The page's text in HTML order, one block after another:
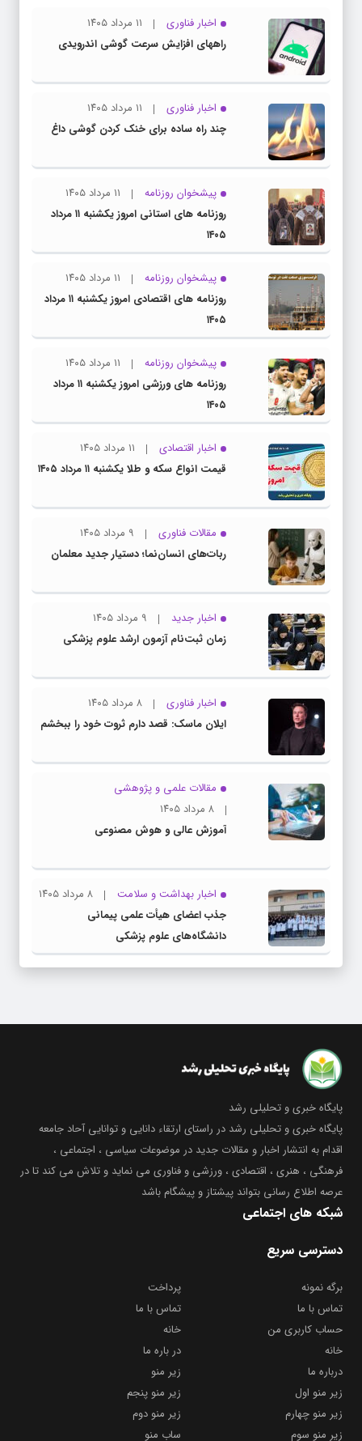
اخبار فناوری
۱۱ مرداد ۱۴۰۵
راههای افزایش سرعت گوشی اندرویدی
اخبار فناوری
۱۱ مرداد ۱۴۰۵
چند راه‌ ساده برای خنک کردن گوشی داغ
پیشخوان روزنامه
۱۱ مرداد ۱۴۰۵
روزنامه های استانی امروز یکشنبه ۱۱ مرداد
۱۴۰۵
پیشخوان روزنامه
۱۱ مرداد ۱۴۰۵
روزنامه های اقتصادی امروز یکشنبه ۱۱ مرداد
۱۴۰۵
پیشخوان روزنامه
۱۱ مرداد ۱۴۰۵
روزنامه های ورزشی امروز یکشنبه ۱۱ مرداد
۱۴۰۵
اخبار اقتصادی
۱۱ مرداد ۱۴۰۵
قیمت انواع سکه و طلا یکشنبه ۱۱ مرداد ۱۴۰۵
مقالات فناوری
۹ مرداد ۱۴۰۵
ربات‌های انسان‌نما؛ دستیار جدید معلمان
اخبار جدید
۹ مرداد ۱۴۰۵
زمان ثبت‌نام آزمون ارشد علوم پزشکی
اخبار فناوری
۸ مرداد ۱۴۰۵
ایلان ماسک: قصد دارم ثروت خود را ببخشم
مقالات علمی و پژوهشی
۸ مرداد ۱۴۰۵
آموزش عالی و هوش مصنوعی
اخبار بهداشت و سلامت
۸ مرداد ۱۴۰۵
جذب اعضای هیأت علمی پیمانی
دانشگاه‌های علوم پزشکی
پایگاه خبری و تحلیلی رشد
پایگاه خبری و تحلیلی رشد در راستای ارتقاء دانایی و توانایی آحاد جامعه
اقدام به انتشار اخبار و مقالات جدید در موضوعات سیاسی ، اجتماعی ،
فرهنگی ، هنری ، اقتصادی ، ورزشی و فناوری می نماید و تلاش می کند تا در
عرصه اطلاع رسانی بتواند پیشتاز و پیشگام باشد
شبکه های اجتماعی
دسترسی سریع
برگه نمونه
پرداخت
تماس با ما
تماس با ما
حساب کاربری من
خانه
خانه
در باره ما
درباره ما
زیر منو
زیر منو اول
زیر منو پنجم
زیر منو چهارم
زیر منو دوم
زیر منو سوم
ساب منو